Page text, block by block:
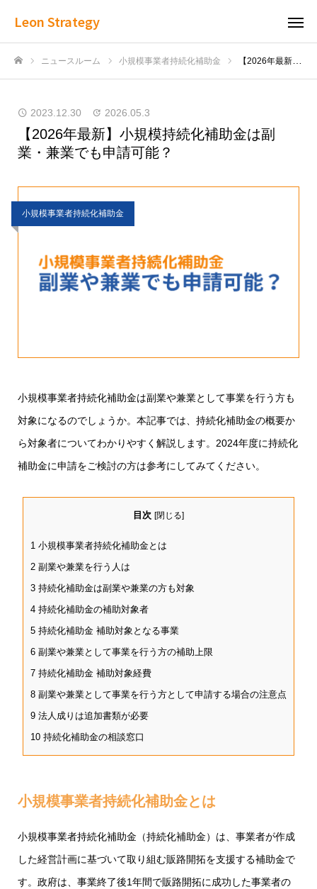
Leon Strategy
ニュースルーム 小規模事業者持続化補助金 【2026年最新】小規模持続化補助金は副業・兼業でも申請可能？
2023.12.30 2026.05.3
【2026年最新】小規模持続化補助金は副
業・兼業でも申請可能？
小規模事業者持続化補助金
小規模事業者持続化補助金は副業や兼業として事業を行う方も
対象になるのでしょうか。本記事では、持続化補助金の概要か
ら対象者についてわかりやすく解説します。2024年度に持続化
補助金に申請をご検討の方は参考にしてみてください。
目次 [閉じる]
1 小規模事業者持続化補助金とは
2 副業や兼業を行う人は
3 持続化補助金は副業や兼業の方も対象
4 持続化補助金の補助対象者
5 持続化補助金 補助対象となる事業
6 副業や兼業として事業を行う方の補助上限
7 持続化補助金 補助対象経費
8 副業や兼業として事業を行う方として申請する場合の注意点
9 法人成りは追加書類が必要
10 持続化補助金の相談窓口
小規模事業者持続化補助金とは
小規模事業者持続化補助金（持続化補助金）は、事業者が作成
した経営計画に基づいて取り組む販路開拓を支援する補助金で
す。政府は、事業終了後1年間で販路開拓に成功した事業者の